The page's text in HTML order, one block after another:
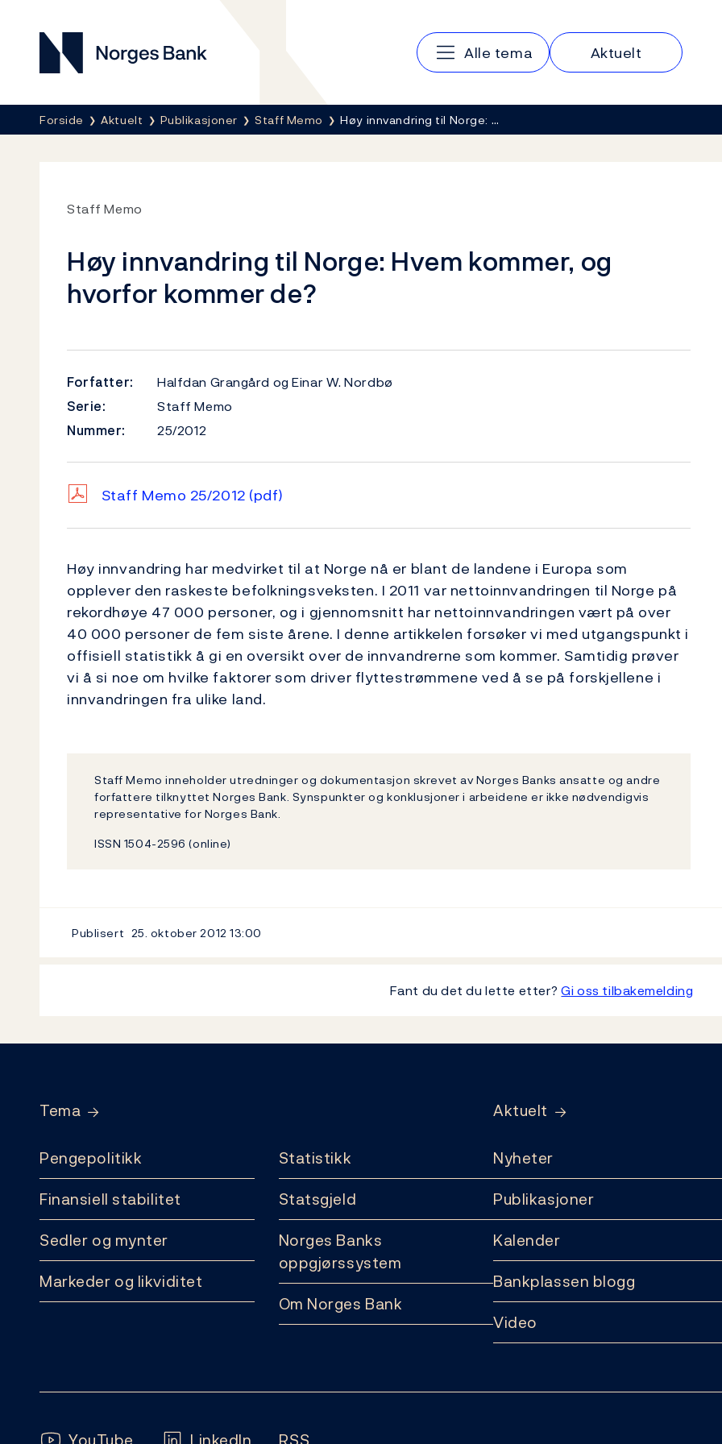
Norges Bank
Hovedmeny
Alle tema Aktuelt
Her er du nå:
Forside Aktuelt Publikasjoner Staff Memo Høy innvandring til Norge: …
Staff Memo
Høy innvandring til Norge: Hvem kommer, og
hvorfor kommer de?
Forfatter:
Halfdan Grangård og Einar W. Nordbø
Serie:
Staff Memo
Nummer:
25/2012
Staff Memo 25/2012 (pdf)
Høy innvandring har medvirket til at Norge nå er blant de landene i Europa som
opplever den raskeste befolkningsveksten. I 2011 var nettoinnvandringen til Norge på
rekordhøye 47 000 personer, og i gjennomsnitt har nettoinnvandringen vært på over
40 000 personer de fem siste årene. I denne artikkelen forsøker vi med utgangspunkt i
offisiell statistikk å gi en oversikt over de innvandrerne som kommer. Samtidig prøver
vi å si noe om hvilke faktorer som driver flyttestrømmene ved å se på forskjellene i
innvandringen fra ulike land.
Staff Memo inneholder utredninger og dokumentasjon skrevet av Norges Banks ansatte og andre
forfattere tilknyttet Norges Bank. Synspunkter og konklusjoner i arbeidene er ikke nødvendigvis
representative for Norges Bank.
ISSN 1504-2596 (online)
Publisert 25. oktober 201213:00
Fant du det du lette etter?Gi oss tilbakemelding
Tema
Pengepolitikk
Finansiell stabilitet
Sedler og mynter
Markeder og likviditet
Statistikk
Statsgjeld
Norges Banks
oppgjørssystem
Om Norges Bank
Aktuelt
Nyheter
Publikasjoner
Kalender
Bankplassen blogg
Video
Følg oss: